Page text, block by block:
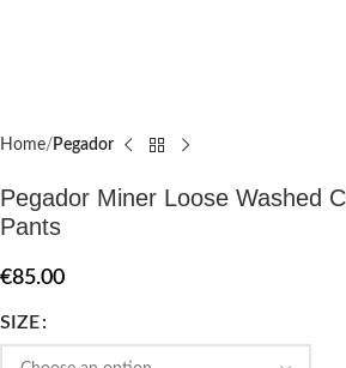
Home Pegador​
Pegador Miner Loose Washed
Pants
€85.00
SIZE